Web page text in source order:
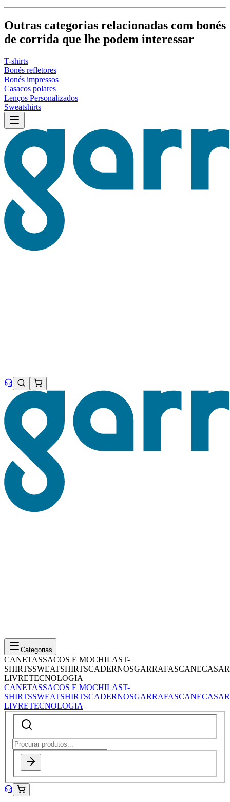
Outras categorias relacionadas com bonés
de corrida que lhe podem interessar
T-shirts
Bonés refletores
Bonés impressos
Casacos polares
Lenços Personalizados
Sweatshirts
Categorias
CANETASSACOS E MOCHILAST-
SHIRTSSWEATSHIRTSCADERNOSGARRAFASCANECASAR
LIVRETECNOLOGIA
CANETASSACOS E MOCHILAST-
SHIRTSSWEATSHIRTSCADERNOSGARRAFASCANECASAR
LIVRETECNOLOGIA